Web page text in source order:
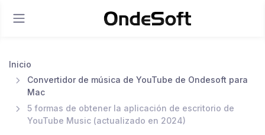
Inicio
Convertidor de música de YouTube de Ondesoft para
Mac
5 formas de obtener la aplicación de escritorio de
YouTube Music (actualizado en 2024)